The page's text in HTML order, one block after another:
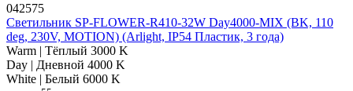
042575
Светильник SP-FLOWER-R410-32W Day4000-MIX (BK, 110
deg, 230V, MOTION) (Arlight, IP54 Пластик, 3 года)
Warm | Тёплый 3000 K
Day | Дневной 4000 K
White | Белый 6000 K